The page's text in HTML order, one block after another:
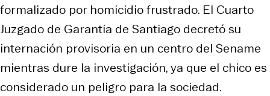
formalizado por homicidio frustrado. El Cuarto
Juzgado de Garantía de Santiago decretó su
internación provisoria en un centro del Sename
mientras dure la investigación, ya que el chico es
considerado un peligro para la sociedad.